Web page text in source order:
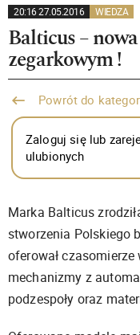
20:16 27.05.2016 WIEDZA
Balticus –
zegarkowym !
Powrót do
Zaloguj się lub
ulubionych
Marka Balticus
stworzenia Polskiego
oferował
mechanizmy z
podzespoły oraz